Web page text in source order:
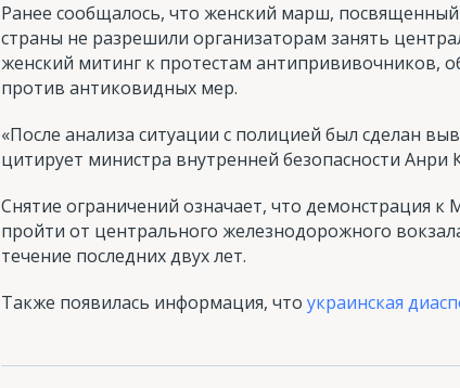
Ранее сообщалось, что женский марш,
страны не разрешили организаторам занять
женский митинг к протестам антипрививочников,
против антиковидных мер.
«После анализа ситуации с полицией был сделан
цитирует министра внутренней безопасности Анри
Снятие ограничений означает, что демонстрация
пройти от центрального железнодорожного
течение последних двух лет.
Также появилась информация, что украинская